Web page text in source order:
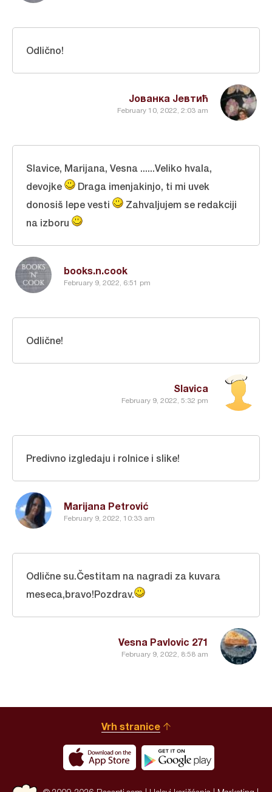
Јованка Јевтић
February 10, 2022, 2:03 am
Odlično!
books.n.cook
February 9, 2022, 6:51 pm
Slavice, Marijana, Vesna ......Veliko hvala,
devojke
Draga imenjakinjo, ti mi uvek
donosiš lepe vesti
Zahvaljujem se redakciji
na izboru
Slavica
February 9, 2022, 5:32 pm
Odlične!
Marijana Petrović
February 9, 2022, 10:33 am
Predivno izgledaju i rolnice i slike!
Vesna Pavlovic 271
February 9, 2022, 8:58 am
Odlične su.Čestitam na nagradi za kuvara
meseca,bravo!Pozdrav.
Vrh stranice